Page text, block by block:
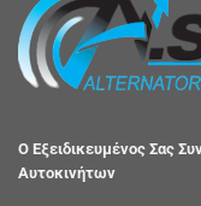
Ο Εξειδικευμένος Σας
Αυτοκινήτων